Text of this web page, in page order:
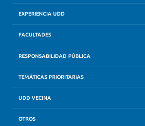
EXPERIENCIA UDD
FACULTADES
RESPONSABILIDAD PÚBLICA
TEMÁTICAS PRIORITARIAS
UDD VECINA
OTROS